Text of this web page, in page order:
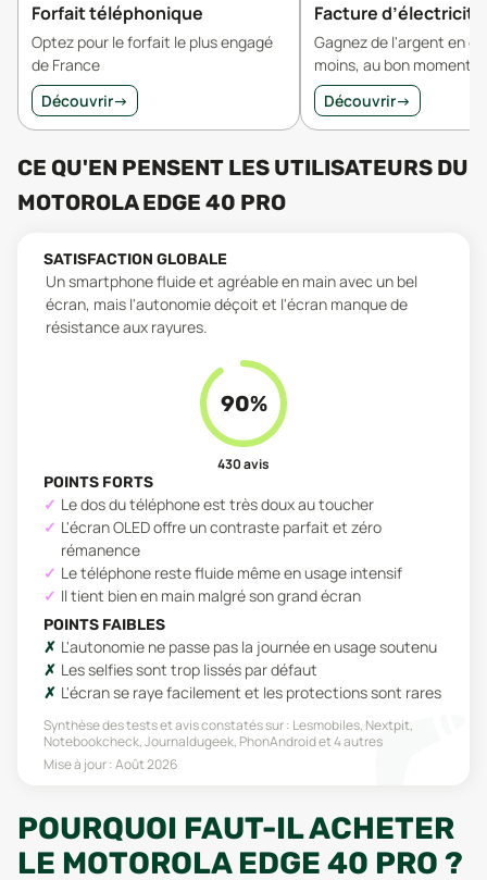
Forfait téléphonique
Optez pour le forfait le plus engagé
de France
Découvrir→
Facture d’électricité
Gagnez de l'argent en
moins, au bon moment.
Découvrir→
CE QU'EN PENSENT LES UTILISATEURS DU
MOTOROLA EDGE 40 PRO
SATISFACTION GLOBALE
Un smartphone fluide et agréable en main avec un bel
écran, mais l'autonomie déçoit et l'écran manque de
résistance aux rayures.
90%
430avis
POINTS FORTS
Le dos du téléphone est très doux au toucher
L'écran OLED offre un contraste parfait et zéro
rémanence
Le téléphone reste fluide même en usage intensif
Il tient bien en main malgré son grand écran
POINTS FAIBLES
L'autonomie ne passe pas la journée en usage soutenu
Les selfies sont trop lissés par défaut
L'écran se raye facilement et les protections sont rares
Synthèse des tests et avis constatés sur : Lesmobiles, Nextpit,
Notebookcheck, Journaldugeek, PhonAndroidet 4 autres
Mise à jour :Août 2026
POURQUOI FAUT-IL ACHETER
LE MOTOROLA EDGE 40 PRO ?